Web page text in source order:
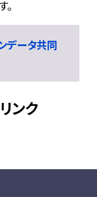
データ共同
ンク